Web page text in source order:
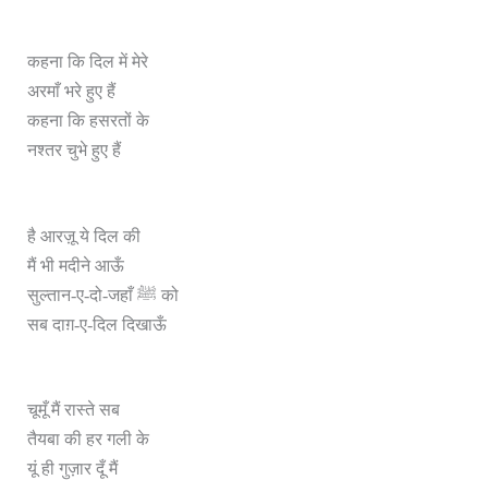
कहना कि दिल में मेरे
अरमाँ भरे हुए हैं
कहना कि हसरतों के
नश्तर चुभे हुए हैं
है आरज़ू ये दिल की
मैं भी मदीने आऊँ
सुल्तान-ए-दो-जहाँ ﷺ को
सब दाग़-ए-दिल दिखाऊँ
चूमूँ मैं रास्ते सब
तैयबा की हर गली के
यूं ही गुज़ार दूँ मैं